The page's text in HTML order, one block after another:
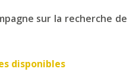
sur la recherche de
disponibles